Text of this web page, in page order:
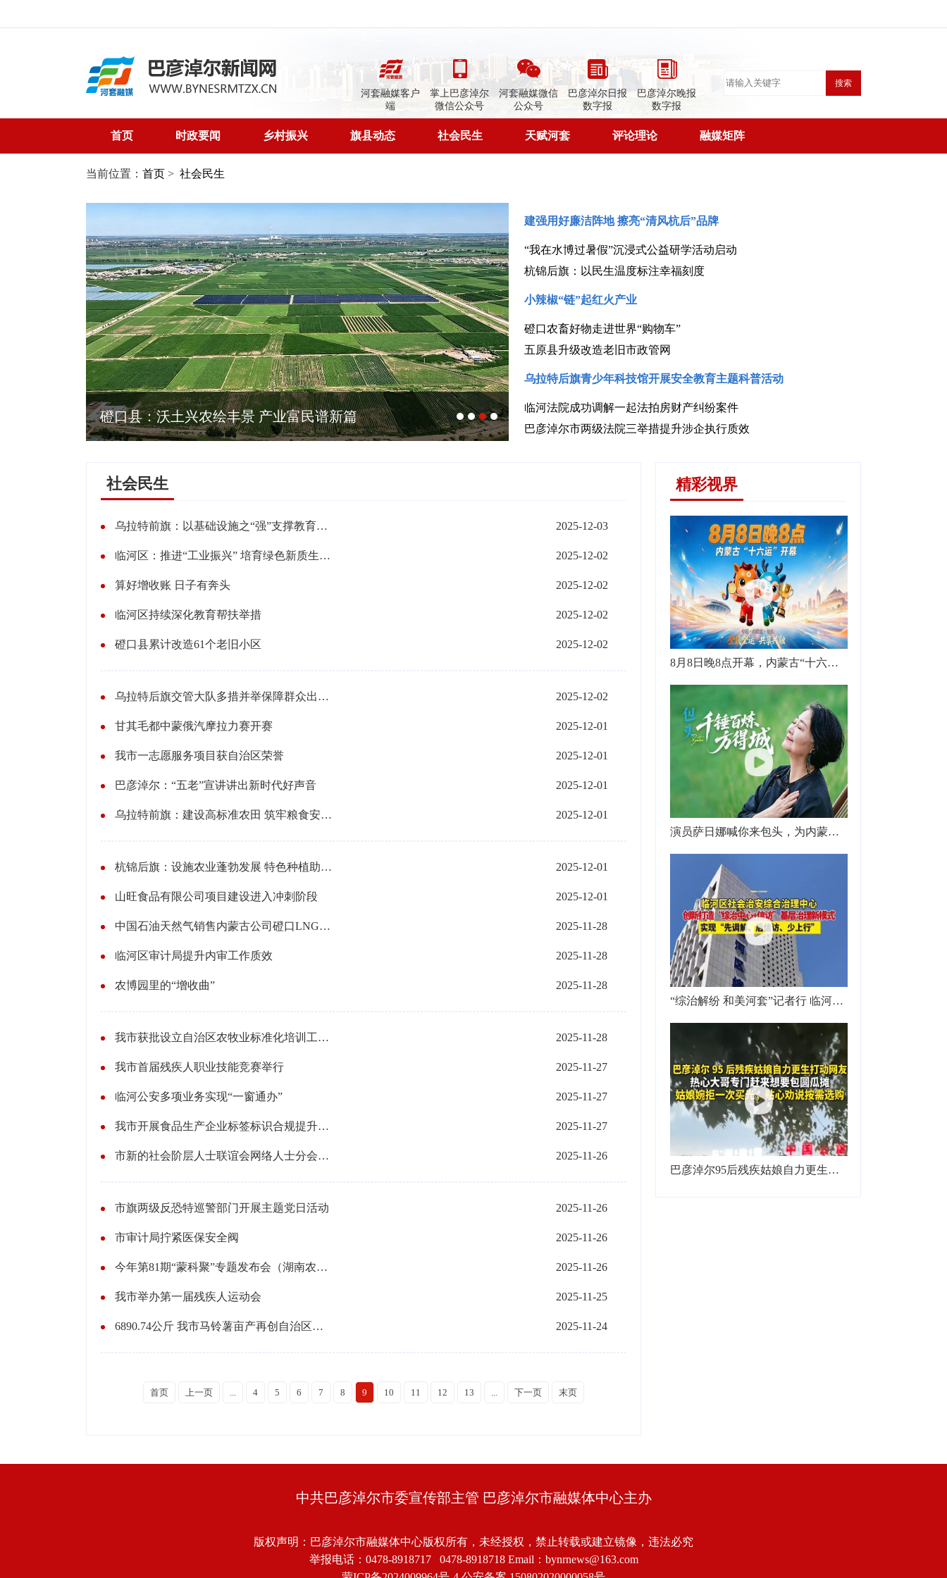
河套融媒客户
端
掌上巴彦淖尔
微信公众号
河套融媒微信
公众号
巴彦淖尔日报
数字报
巴彦淖尔晚报
数字报
搜索
首页 时政要闻 乡村振兴 旗县动态 社会民生 天赋河套 评论理论 融媒矩阵
当前位置： 首页 > 社会民生
磴口县：沃土兴农绘丰景 产业富民谱新篇 金牌是这样炼成的……
建强用好廉洁阵地 擦亮“清风杭后”品牌
“我在水博过暑假”沉浸式公益研学活动启动
杭锦后旗：以民生温度标注幸福刻度
小辣椒“链”起红火产业
磴口农畜好物走进世界“购物车”
五原县升级改造老旧市政管网
乌拉特后旗青少年科技馆开展安全教育主题科普活动
临河法院成功调解一起法拍房财产纠纷案件
巴彦淖尔市两级法院三举措提升涉企执行质效
社会民生
乌拉特前旗：以基础设施之“强”支撑教育事业之“优” 2025-12-03
临河区：推进“工业振兴” 培育绿色新质生产力 2025-12-02
算好增收账 日子有奔头 2025-12-02
临河区持续深化教育帮扶举措 2025-12-02
磴口县累计改造61个老旧小区 2025-12-02
乌拉特后旗交管大队多措并举保障群众出行安全 2025-12-02
甘其毛都中蒙俄汽摩拉力赛开赛 2025-12-01
我市一志愿服务项目获自治区荣誉 2025-12-01
巴彦淖尔：“五老”宣讲讲出新时代好声音 2025-12-01
乌拉特前旗：建设高标准农田 筑牢粮食安全根基 2025-12-01
杭锦后旗：设施农业蓬勃发展 特色种植助农增收 2025-12-01
山旺食品有限公司项目建设进入冲刺阶段 2025-12-01
中国石油天然气销售内蒙古公司磴口LNG工厂打响冬季保供攻坚战 2025-11-28
临河区审计局提升内审工作质效 2025-11-28
农博园里的“增收曲” 2025-11-28
我市获批设立自治区农牧业标准化培训工作站 2025-11-28
我市首届残疾人职业技能竞赛举行 2025-11-27
临河公安多项业务实现“一窗通办” 2025-11-27
我市开展食品生产企业标签标识合规提升专项行动 2025-11-27
市新的社会阶层人士联谊会网络人士分会成立 2025-11-26
市旗两级反恐特巡警部门开展主题党日活动 2025-11-26
市审计局拧紧医保安全阀 2025-11-26
今年第81期“蒙科聚”专题发布会（湖南农业大学专场）举行集中发布11项核心科技成果 2025-11-26
我市举办第一届残疾人运动会 2025-11-25
6890.74公斤 我市马铃薯亩产再创自治区新高 2025-11-24
首页 上一页 ... 4 5 6 7 8 9 10 11 12 13 ... 下一页 末页
精彩视界
8月8日晚8点开幕，内蒙古“十六运”主宣传片发布！
演员萨日娜喊你来包头，为内蒙古“十六运”打call
“综治解纷 和美河套”记者行 临河区社会治安综合治理中心创新打造“综治中心+信访”基层治理新模式，实现“先调解、后信访、少上行”
巴彦淖尔95后残疾姑娘自力更生打动网友，热心大哥专门赶来想要包圆瓜摊，姑娘婉拒一次买光，贴心劝说按需选购
中共巴彦淖尔市委宣传部主管 巴彦淖尔市融媒体中心主办
版权声明：巴彦淖尔市融媒体中心版权所有，未经授权，禁止转载或建立镜像，违法必究
举报电话：0478-8918717 0478-8918718 Email：bynrnews@163.com